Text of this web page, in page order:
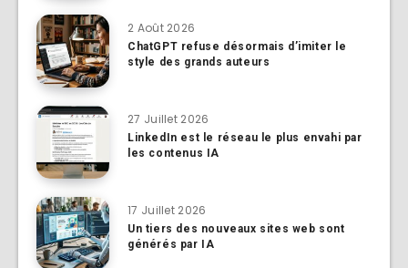
2 Août 2026
ChatGPT refuse désormais d’imiter le
style des grands auteurs
27 Juillet 2026
LinkedIn est le réseau le plus envahi par
les contenus IA
17 Juillet 2026
Un tiers des nouveaux sites web sont
générés par IA